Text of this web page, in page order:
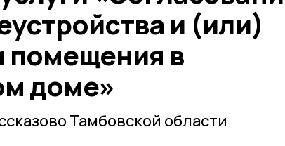
и (или)
помещения в
доме»
Тамбовской области